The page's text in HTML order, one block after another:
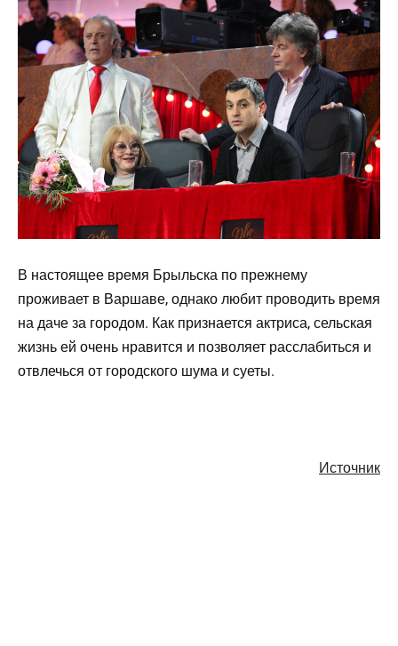
В настоящее время Брыльска по прежнему
проживает в Варшаве, однако любит проводить время
на даче за городом. Как признается актриса, сельская
жизнь ей очень нравится и позволяет расслабиться и
отвлечься от городского шума и суеты.
Источник